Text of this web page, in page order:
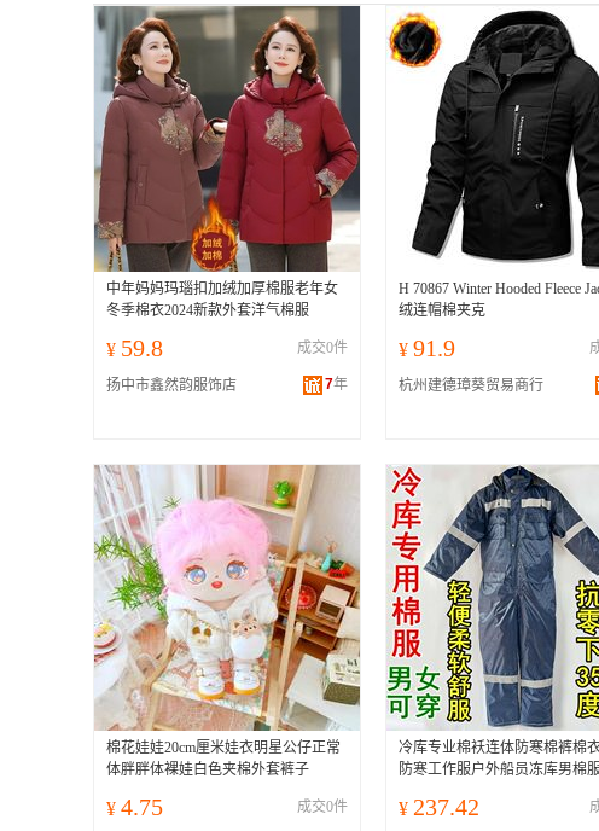
中年妈妈玛瑙扣加绒加厚棉服老年女
冬季棉衣2024新款外套洋气棉服
¥ 59.8 成交0件
扬中市鑫然韵服饰店 7年
H 70867 Winter Hooded Fleece
绒连帽棉夹克
¥ 91.9
杭州建德璋葵贸易商行
棉花娃娃20cm厘米娃衣明星公仔正常
体胖胖体裸娃白色夹棉外套裤子
¥ 4.75 成交0件
冷库专业棉袄连体防寒棉裤棉
防寒工作服户外船员冻库男棉
¥ 237.42